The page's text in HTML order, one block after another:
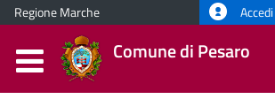
Regione Marche
Comune di Pesaro